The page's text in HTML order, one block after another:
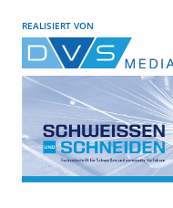
REALISIERT VON